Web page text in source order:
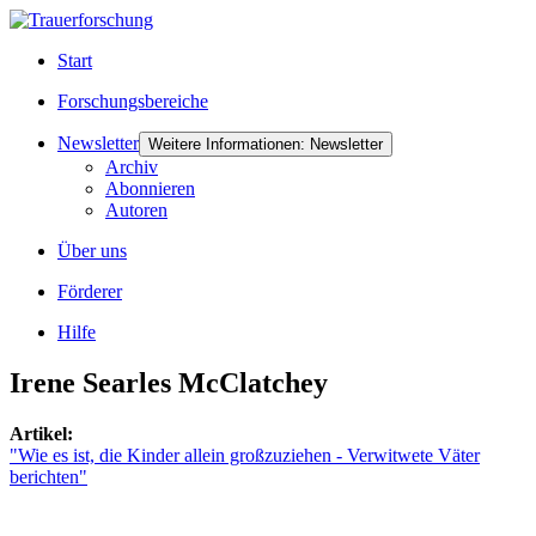
Start
Forschungsbereiche
Newsletter Weitere Informationen: Newsletter
Archiv
Abonnieren
Autoren
Über uns
Förderer
Hilfe
Irene Searles McClatchey
Artikel:
"Wie es ist, die Kinder allein großzuziehen - Verwitwete Väter
berichten"